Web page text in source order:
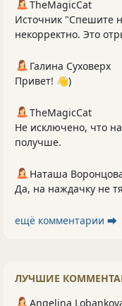
TheMagicCat
Источник "Спешите
некорректно. Это
Галина Суховерх
Привет! 👋)
TheMagicCat
Не исключено, что
получше.
Наташа
Да, на наждачку не
ещё комментарии ⮕
ЛУЧШИЕ
Angelina